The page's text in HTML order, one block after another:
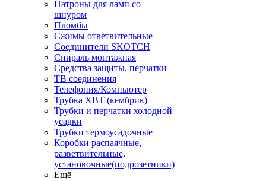
Патроны для ламп со
шнуром
Пломбы
Сжимы ответвительные
Соединители SKOTCH
Спираль монтажная
Средства защиты, перчатки
ТВ соединения
Телефония/Компьютер
Трубка ХВТ (кембрик)
Трубки и перчатки холодной
усадки
Трубки термоусадочные
Коробки распаячные,
разветвительные,
установочные(подрозетники)
Ещё